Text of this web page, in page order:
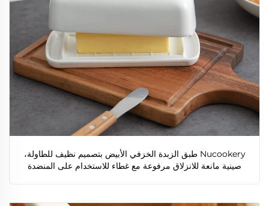
Nucookery طبق الزبدة الخزفي الأبيض بتصميم نظيف للطاولة،
صينية مانعة للانزلاق مرفوعة مع غطاء للاستخدام على المنضدة